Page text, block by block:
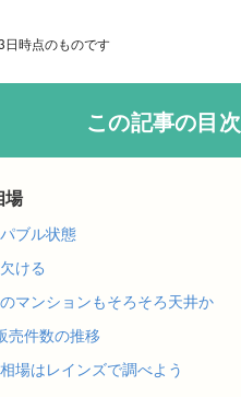
日時点のものです
この記事の目次
場
ブル状態
ける
マンションもそろそろ天井か
売件数の推移
場はレインズで調べよう